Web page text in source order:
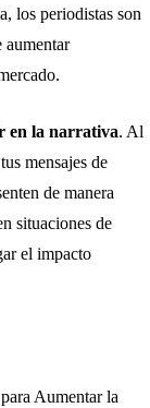
los periodistas son
aumentar
en la narrativa. Al
mensajes de
de manera
situaciones de
el impacto
Aumentar la